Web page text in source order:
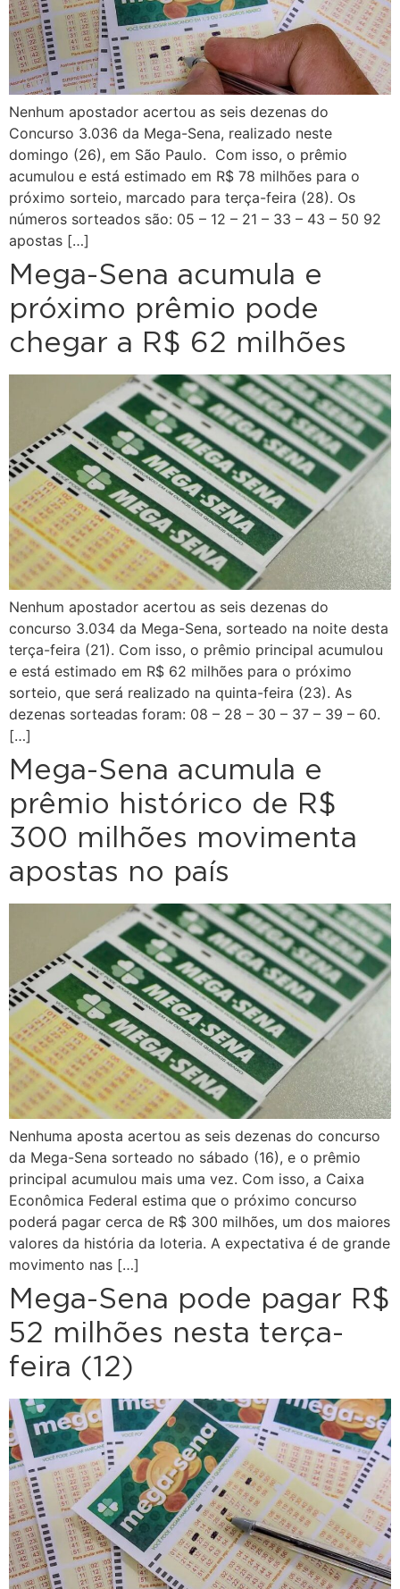
Nenhum apostador acertou as seis dezenas do
Concurso 3.036 da Mega-Sena, realizado neste
domingo (26), em São Paulo. Com isso, o prêmio
acumulou e está estimado em R$ 78 milhões para o
próximo sorteio, marcado para terça-feira (28). Os
números sorteados são: 05 – 12 – 21 – 33 – 43 – 50 92
apostas […]
Mega-Sena acumula e
próximo prêmio pode
chegar a R$ 62 milhões
Nenhum apostador acertou as seis dezenas do
concurso 3.034 da Mega-Sena, sorteado na noite desta
terça-feira (21). Com isso, o prêmio principal acumulou
e está estimado em R$ 62 milhões para o próximo
sorteio, que será realizado na quinta-feira (23). As
dezenas sorteadas foram: 08 – 28 – 30 – 37 – 39 – 60.
[…]
Mega-Sena acumula e
prêmio histórico de R$
300 milhões movimenta
apostas no país
Nenhuma aposta acertou as seis dezenas do concurso
da Mega-Sena sorteado no sábado (16), e o prêmio
principal acumulou mais uma vez. Com isso, a Caixa
Econômica Federal estima que o próximo concurso
poderá pagar cerca de R$ 300 milhões, um dos maiores
valores da história da loteria. A expectativa é de grande
movimento nas […]
Mega-Sena pode pagar R$
52 milhões nesta terça-
feira (12)